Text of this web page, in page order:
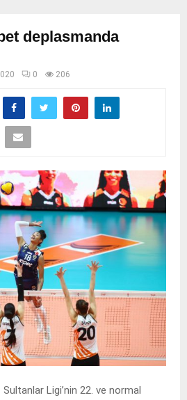
deplasmanda
0 206
Ligi’nin 22. ve normal